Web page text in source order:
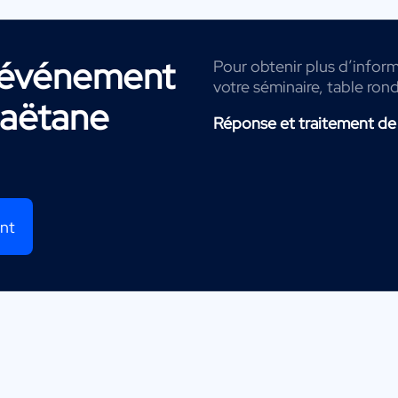
Pour obtenir plus
votre séminaire, table
Réponse et traitement